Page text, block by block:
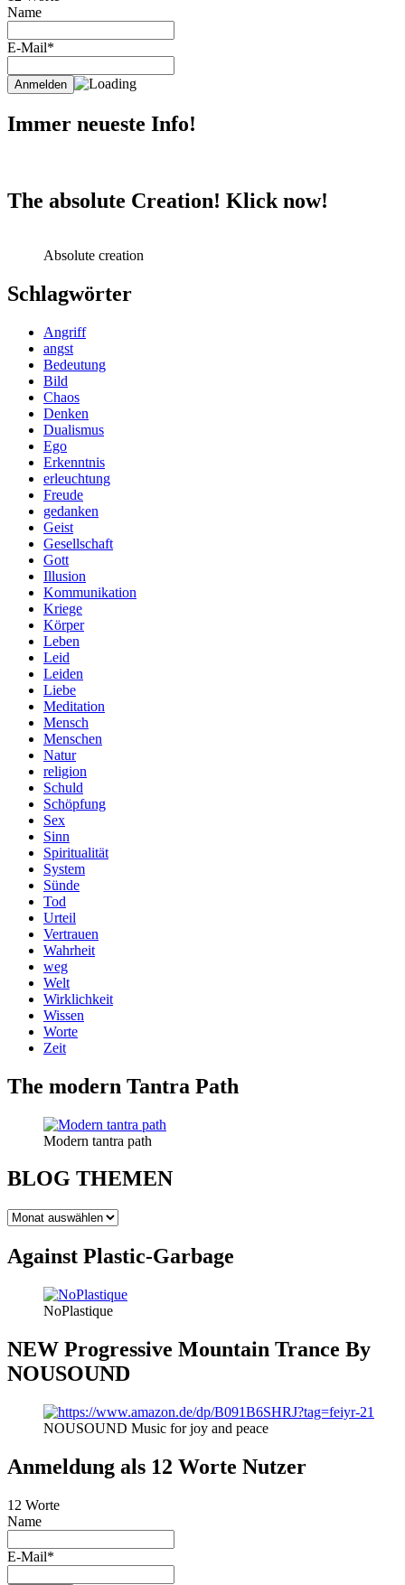
Name
E-Mail*
Immer neueste Info!
The absolute Creation! Klick now!
Absolute creation
Schlagwörter
Angriff
angst
Bedeutung
Bild
Chaos
Denken
Dualismus
Ego
Erkenntnis
erleuchtung
Freude
gedanken
Geist
Gesellschaft
Gott
Illusion
Kommunikation
Kriege
Körper
Leben
Leid
Leiden
Liebe
Meditation
Mensch
Menschen
Natur
religion
Schuld
Schöpfung
Sex
Sinn
Spiritualität
System
Sünde
Tod
Urteil
Vertrauen
Wahrheit
weg
Welt
Wirklichkeit
Wissen
Worte
Zeit
The modern Tantra Path
Modern tantra path
BLOG THEMEN
BLOG
Against Plastic-Garbage
NoPlastique
NEW Progressive Mountain Trance By
NOUSOUND
NOUSOUND Music for joy and peace
Anmeldung als 12 Worte Nutzer
12 Worte
Name
E-Mail*